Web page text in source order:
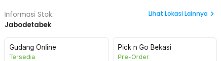
Informasi Stok:
Jabodetabek
Lihat Lokasi Lainnya
Gudang Online
Tersedia
Pick n Go Bekasi
Pre-Order